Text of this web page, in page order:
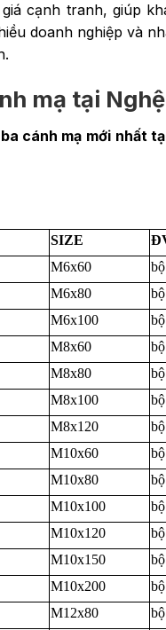
cạnh tranh, giúp
doanh nghiệp và
mạ tại
cánh mạ mới nhất
SIZE
M6x60 bộ
M6x80 bộ
M6x100 bộ
M8x60 bộ
M8x80 bộ
M8x100 bộ
M8x120 bộ
M10x60 bộ
M10x80 bộ
M10x100 bộ
M10x120 bộ
M10x150 bộ
M10x200 bộ
M12x80 bộ